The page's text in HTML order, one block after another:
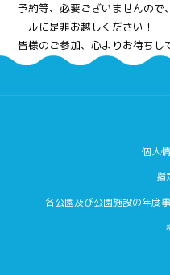
予約等、必要ございませんの
ールに是非お越しください！
皆様のご参加、心よりお待ちし
個人
指
各公園及び公園施設の年度